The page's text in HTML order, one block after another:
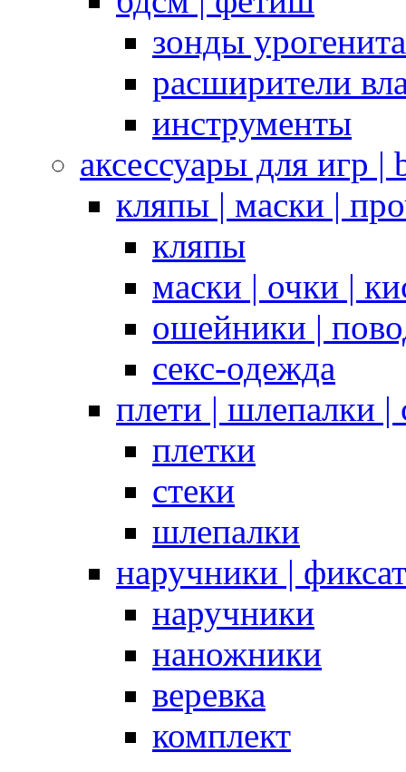
зонды
расширители
инструменты
аксессуары для игр |
кляпы | маски |
кляпы
маски | очки |
ошейники |
секс-одежда
плети | шлепалки |
плетки
стеки
шлепалки
наручники |
наручники
наножники
веревка
комплект